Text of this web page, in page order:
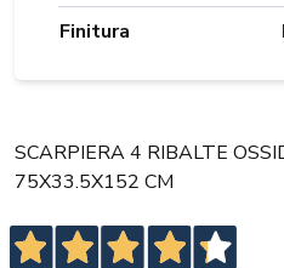
Finitura
SCARPIERA 4 RIBALTE
75X33.5X152 CM